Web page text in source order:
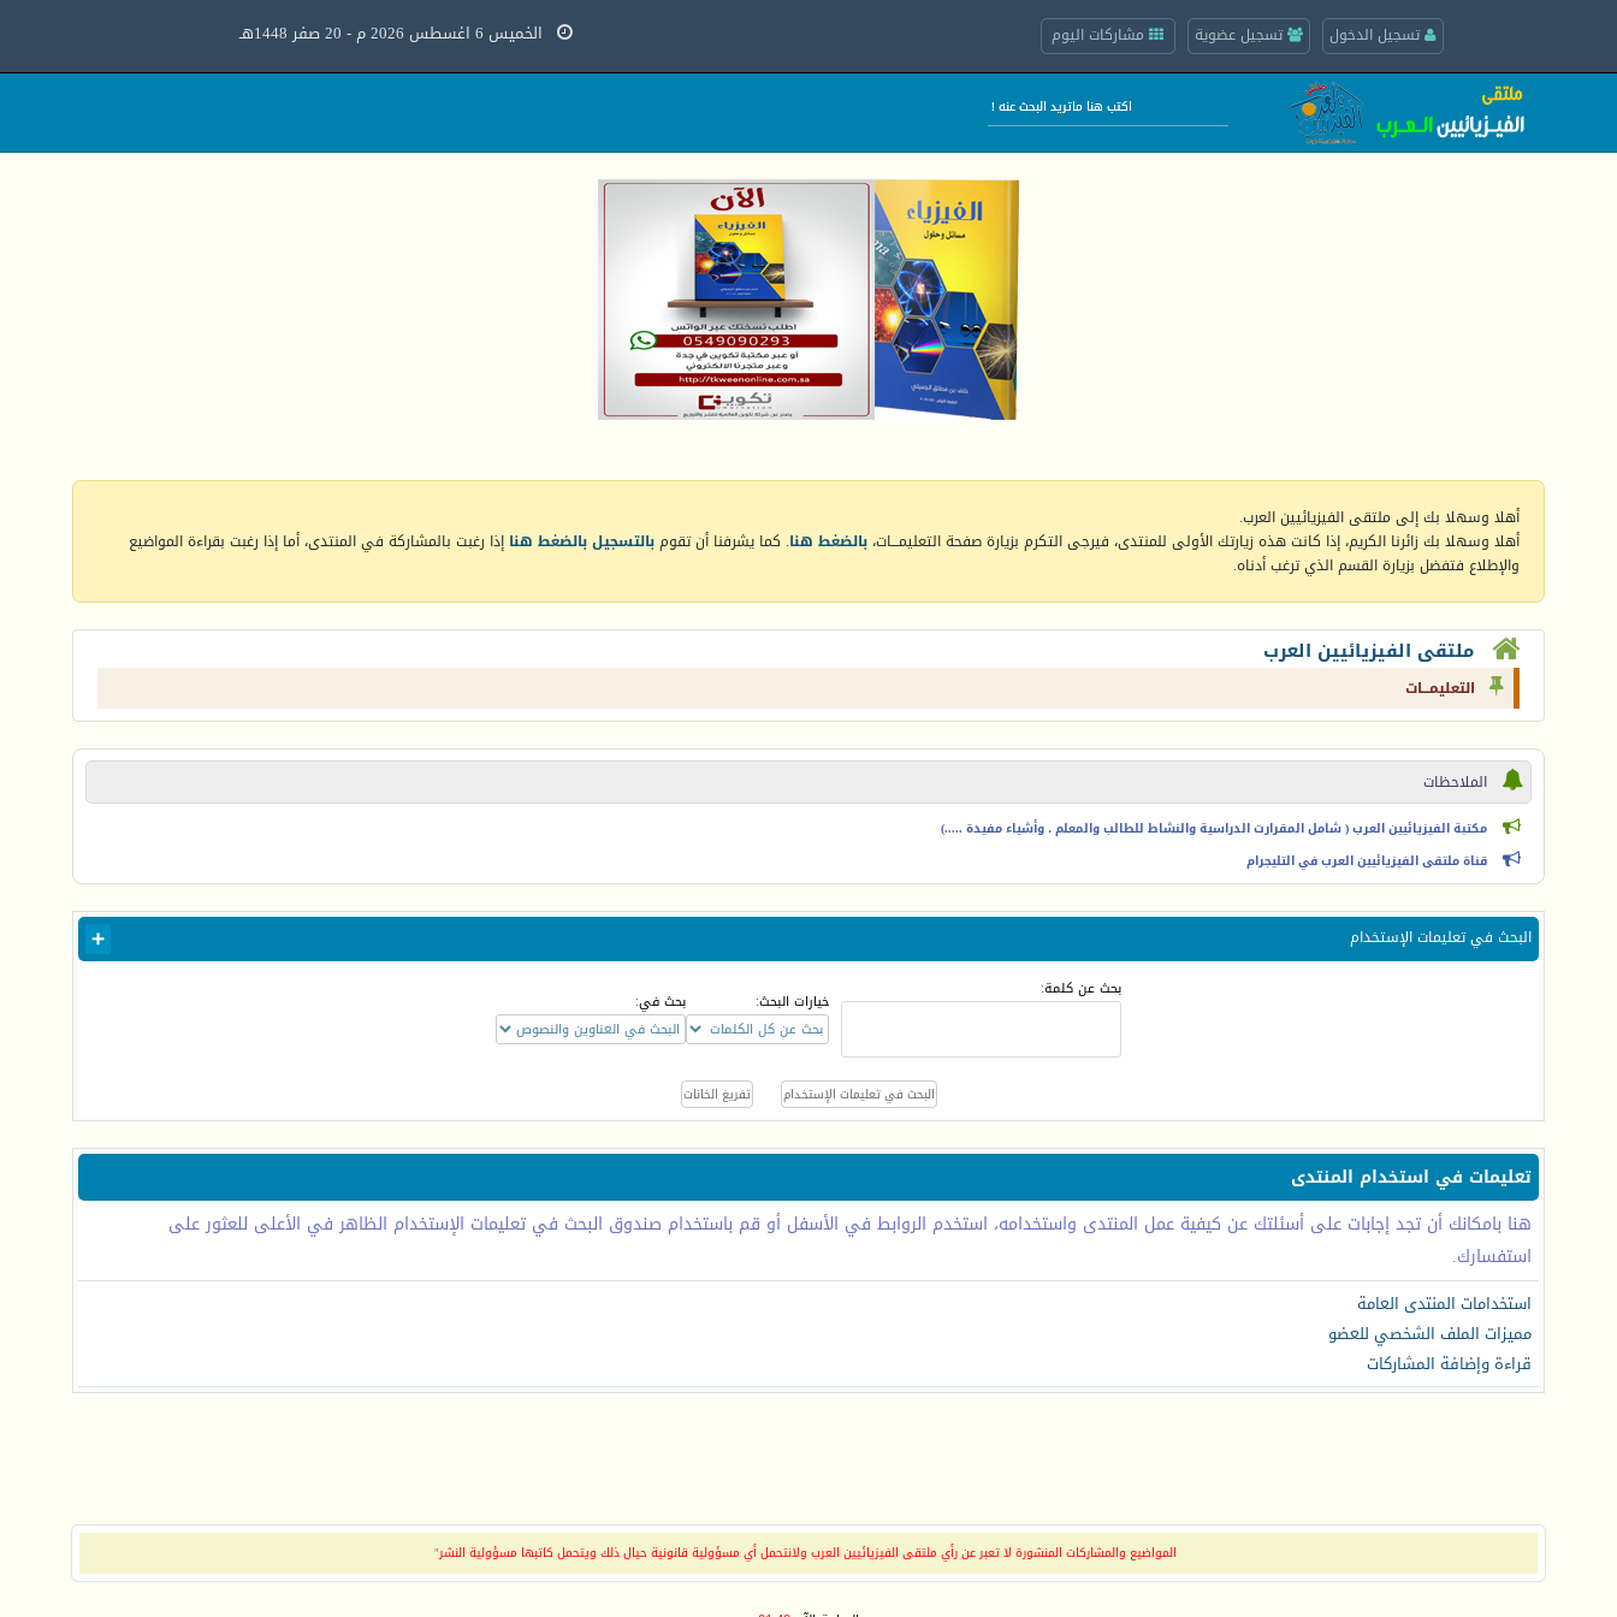
تسجيل الدخول تسجيل عضوية مشاركات اليوم الخميس 6 اغسطس 2026 م - 20 صفر 1448هـ
أهلا وسهلا بك إلى ملتقى الفيزيائيين العرب.
أهلا وسهلا بك زائرنا الكريم، إذا كانت هذه زيارتك الأولى للمنتدى، فيرجى التكرم بزيارة صفحة التعليمـــات، بالضغط هنا. كما يشرفنا أن تقومبالتسجيل بالضغط هنا إذا رغبت بالمشاركة في المنتدى، أما إذا رغبت بقراءة المواضيع
والإطلاع فتفضل بزيارة القسم الذي ترغب أدناه.
ملتقى الفيزيائيين العرب
التعليمـــات
الملاحظات
مكتبة الفيزيائيين العرب ( شامل المقرارت الدراسية والنشاط للطالب والمعلم ، وأشياء مفيدة .....)
قناة ملتقى الفيزيائيين العرب في التليجرام
البحث في تعليمات الإستخدام
بحث عن كلمة:
خيارات البحث: بحث في:
تعليمات في استخدام المنتدى
هنا بامكانك أن تجد إجابات على أسئلتك عن كيفية عمل المنتدى واستخدامه، استخدم الروابط في الأسفل أو قم باستخدام صندوق البحث في تعليمات الإستخدام الظاهر في الأعلى للعثور على
استفسارك.
استخدامات المنتدى العامة
مميزات الملف الشخصي للعضو
قراءة وإضافة المشاركات
المواضيع والمشاركات المنشورة لا تعبر عن رأي ملتقى الفيزيائيين العرب ولانتحمل أي مسؤولية قانونية حيال ذلك ويتحمل كاتبها مسؤولية النشر"